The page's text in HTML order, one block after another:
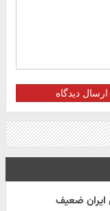
ارسال دیدگاه
ایران ضعیف